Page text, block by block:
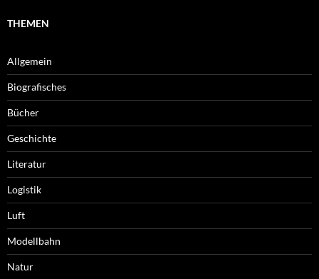
THEMEN
Allgemein
Biografisches
Bücher
Geschichte
Literatur
Logistik
Luft
Modellbahn
Natur